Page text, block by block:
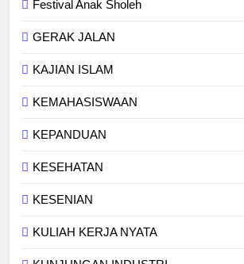
Festival Anak Sholeh
GERAK JALAN
KAJIAN ISLAM
KEMAHASISWAAN
KEPANDUAN
KESEHATAN
KESENIAN
KULIAH KERJA NYATA